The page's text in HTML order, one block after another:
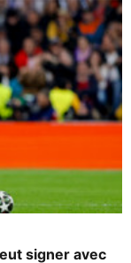
signer avec